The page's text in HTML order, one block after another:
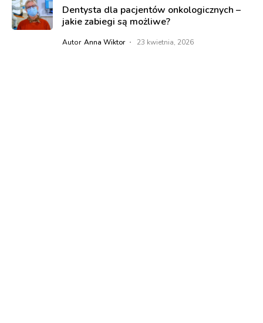
Dentysta dla pacjentów onkologicznych –
jakie zabiegi są możliwe?
Autor Anna Wiktor 23 kwietnia, 2026